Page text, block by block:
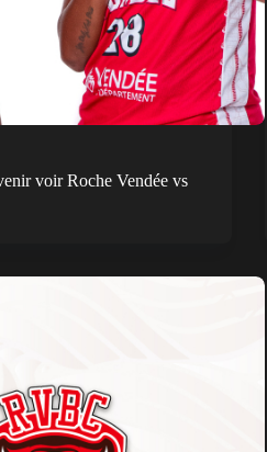
voir Roche Vendée vs